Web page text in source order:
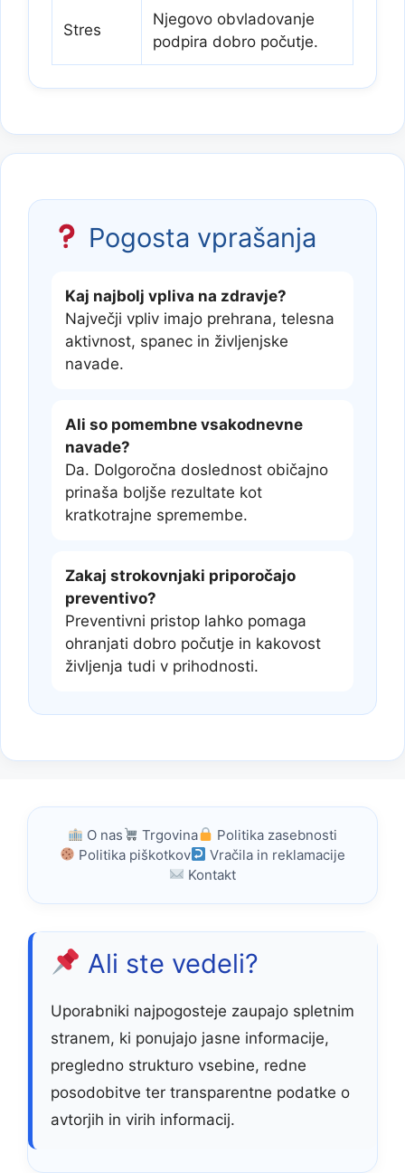
Stres
Njegovo obvladovanje
podpira dobro počutje.
Pogosta vprašanja
Kaj najbolj vpliva na zdravje?
Največji vpliv imajo prehrana, telesna
aktivnost, spanec in življenjske
navade.
Ali so pomembne vsakodnevne
navade?
Da. Dolgoročna doslednost običajno
prinaša boljše rezultate kot
kratkotrajne spremembe.
Zakaj strokovnjaki priporočajo
preventivo?
Preventivni pristop lahko pomaga
ohranjati dobro počutje in kakovost
življenja tudi v prihodnosti.
O nas Trgovina
Politika zasebnosti
Politika piškotkov
Vračila in reklamacije
Kontakt
Ali ste vedeli?
Uporabniki najpogosteje zaupajo spletnim
stranem, ki ponujajo jasne informacije,
pregledno strukturo vsebine, redne
posodobitve ter transparentne podatke o
avtorjih in virih informacij.